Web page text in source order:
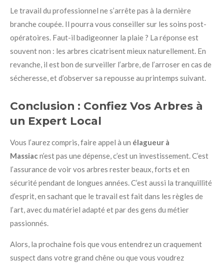
Le travail du professionnel ne s’arrête pas à la dernière
branche coupée. Il pourra vous conseiller sur les soins post-
opératoires. Faut-il badigeonner la plaie ? La réponse est
souvent non : les arbres cicatrisent mieux naturellement. En
revanche, il est bon de surveiller l’arbre, de l’arroser en cas de
sécheresse, et d’observer sa repousse au printemps suivant.
Conclusion : Confiez Vos Arbres à
un Expert Local
Vous l’aurez compris, faire appel à un élagueur à
Massiac n’est pas une dépense, c’est un investissement. C’est
l’assurance de voir vos arbres rester beaux, forts et en
sécurité pendant de longues années. C’est aussi la tranquillité
d’esprit, en sachant que le travail est fait dans les règles de
l’art, avec du matériel adapté et par des gens du métier
passionnés.
Alors, la prochaine fois que vous entendrez un craquement
suspect dans votre grand chêne ou que vous voudrez